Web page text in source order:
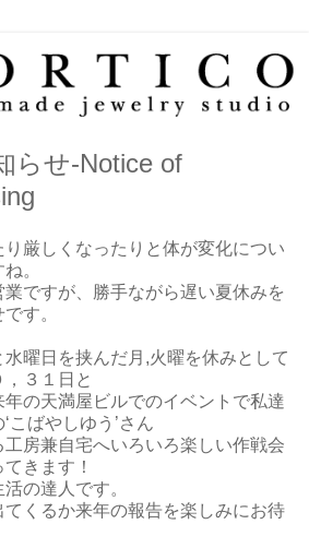
らせ-Notice of
厳しくなったりと体が変化につい
。
ですが、勝手ながら遅い夏休みを
す。
曜日を挟んだ月,火曜を休みとして
３１日と
の天満屋ビルでのイベントで私達
こばやしゆう’さん
房兼自宅へいろいろ楽しい作戦会
きます！
の達人です。
くるか来年の報告を楽しみにお待